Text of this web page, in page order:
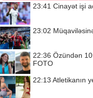
23:41 Cinayət işi
23:02
22:36 Özündən
FOTO
22:13 Atletikanın